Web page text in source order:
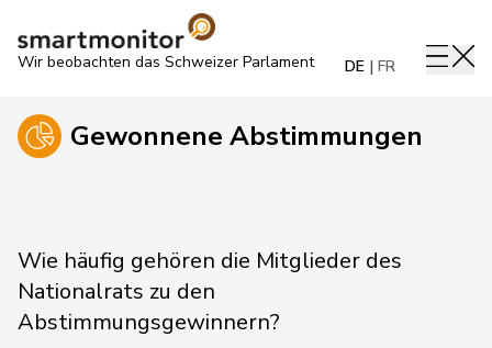
Wir beobachten das Schweizer Parlament DE FR
Gewonnene Abstimmungen
Wie häufig gehören die Mitglieder des
Nationalrats zu den
Abstimmungsgewinnern?